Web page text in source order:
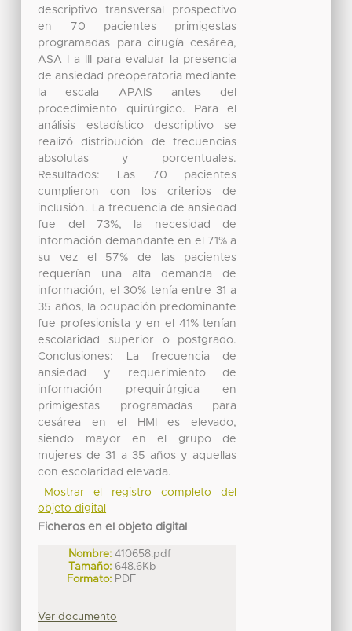
descriptivo transversal prospectivo
en 70 pacientes primigestas
programadas para cirugía cesárea,
ASA I a III para evaluar la presencia
de ansiedad preoperatoria mediante
la escala APAIS antes del
procedimiento quirúrgico. Para el
análisis estadístico descriptivo se
realizó distribución de frecuencias
absolutas y porcentuales.
Resultados: Las 70 pacientes
cumplieron con los criterios de
inclusión. La frecuencia de ansiedad
fue del 73%, la necesidad de
información demandante en el 71% a
su vez el 57% de las pacientes
requerían una alta demanda de
información, el 30% tenía entre 31 a
35 años, la ocupación predominante
fue profesionista y en el 41% tenían
escolaridad superior o postgrado.
Conclusiones: La frecuencia de
ansiedad y requerimiento de
información prequirúrgica en
primigestas programadas para
cesárea en el HMI es elevado,
siendo mayor en el grupo de
mujeres de 31 a 35 años y aquellas
con escolaridad elevada.
Mostrar el registro completo del
objeto digital
Ficheros en el objeto digital
Nombre: 410658.pdf
Tamaño: 648.6Kb
Formato: PDF
Ver documento